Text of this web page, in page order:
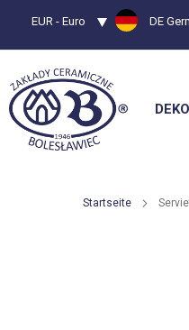
Währung
EUR - Euro Sprache
DE
Startseite